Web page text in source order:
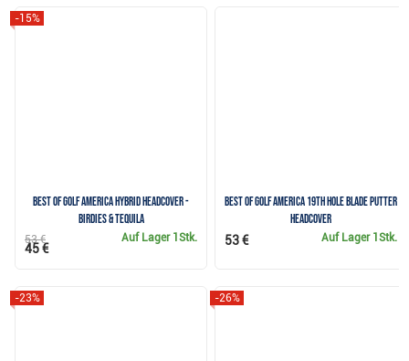
Best of Golf America hybrid headcover -
Birdies & Tequila
-15%
Auf Lager 1Stk.
53 €
45 €
Best of Golf America 19th Hole Blade Putter
Headcover
Auf Lager 1Stk.
53 €
-23% -26%